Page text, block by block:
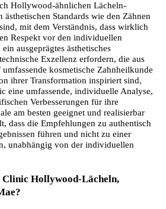
Hollywood-ähnlichen Lächeln-
Standards wie den Zähnen
mit dem Verständnis, dass wirklich
Respekt vor den individuellen
ausgeprägtes ästhetisches
Exzellenz erfordern, die aus
kosmetische Zahnheilkunde
ihrer Transformation inspiriert sind,
eine umfassende, individuelle Analyse,
Verbesserungen für ihre
am besten geeignet und realisierbar
dass die Empfehlungen zu authentisch
führen und nicht zu einer
unabhängig von der individuellen
Hollywood-Lächeln,